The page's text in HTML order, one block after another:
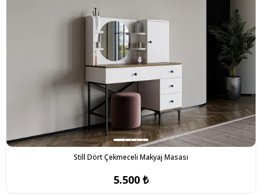
Still Dört Çekmeceli Makyaj Masası
5.500 ₺